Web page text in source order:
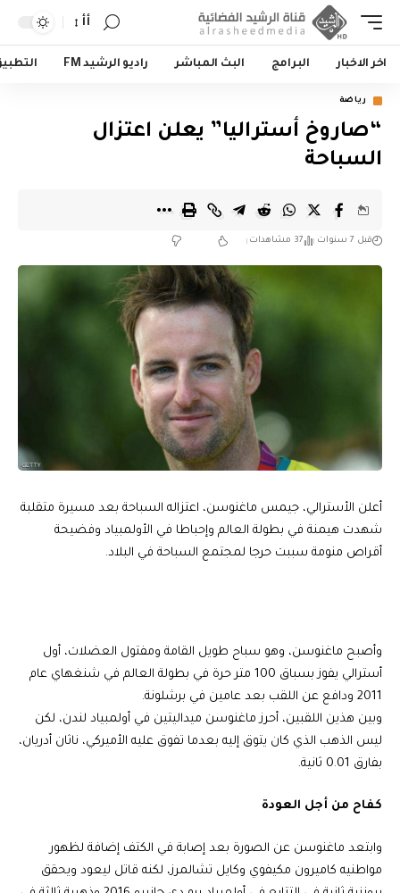
أأ
اخر الاخبار البرامج البث المباشر راديو الرشيد FM
رياضة
“صاروخ أستراليا” يعلن اعتزال
السباحة
قبل 7 سنوات 37 مشاهدات
أعلن الأسترالي، جيمس ماغنوسن، اعتزاله السباحة بعد مسيرة متقلبة
شهدت هيمنة في بطولة العالم وإحباطا في الأولمبياد وفضيحة
أقراص منومة سببت حرجا لمجتمع السباحة في البلاد.
وأصبح ماغنوسن، وهو سباح طويل القامة ومفتول العضلات، أول
أسترالي
يفوز بسباق 100 متر حرة في بطولة العالم في شنغهاي عام
2011 ودافع عن اللقب بعد عامين في برشلونة.
وبين هذين اللقبين، أحرزماغنوسن ميداليتين في أولمبياد لندن، لكن
ليس الذهب الذي كان يتوق إليه بعدما تفوق عليه الأميركي، ناثان أدريان،
بفارق 0.01 ثانية.
كفاح من أجل العودة
وابتعد ماغنوسن عن الصورة بعد إصابة في الكتف إضافة لظهور
مواطنيه كاميرون مكيفوي وكايل تشالمرز، لكنه قاتل ليعود ويحقق